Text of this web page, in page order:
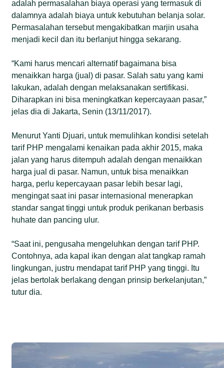
adalah permasalahan biaya operasi yang termasuk di
dalamnya adalah biaya untuk kebutuhan belanja solar.
Permasalahan tersebut mengakibatkan marjin usaha
menjadi kecil dan itu berlanjut hingga sekarang.
“Kami harus mencari alternatif bagaimana bisa
menaikkan harga (jual) di pasar. Salah satu yang kami
lakukan, adalah dengan melaksanakan sertifikasi.
Diharapkan ini bisa meningkatkan kepercayaan pasar,”
jelas dia di Jakarta, Senin (13/11/2017).
Menurut Yanti Djuari, untuk memulihkan kondisi setelah
tarif PHP mengalami kenaikan pada akhir 2015, maka
jalan yang harus ditempuh adalah dengan menaikkan
harga jual di pasar. Namun, untuk bisa menaikkan
harga, perlu kepercayaan pasar lebih besar lagi,
mengingat saat ini pasar internasional menerapkan
standar sangat tinggi untuk produk perikanan berbasis
huhate dan pancing ulur.
“Saat ini, pengusaha mengeluhkan dengan tarif PHP.
Contohnya, ada kapal ikan dengan alat tangkap ramah
lingkungan, justru mendapat tarif PHP yang tinggi. Itu
jelas bertolak berlakang dengan prinsip berkelanjutan,”
tutur dia.